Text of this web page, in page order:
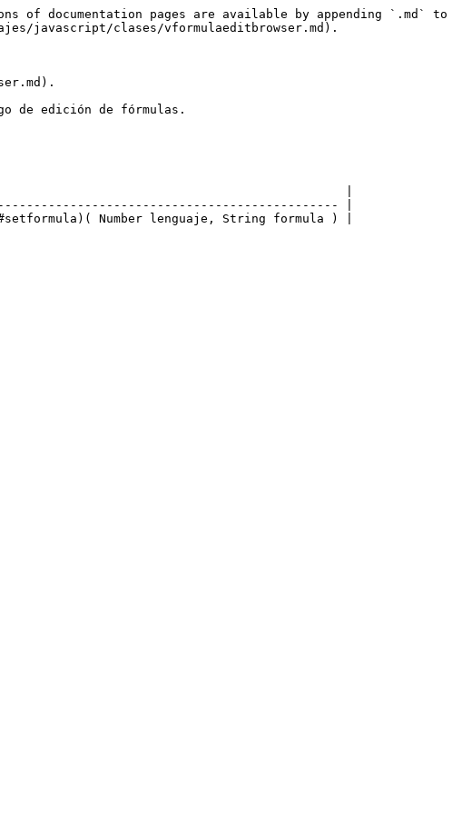
of documentation pages are available by appending `.md` to
javascript/clases/vformulaeditbrowser.md).
de edición de fórmulas.
|
|
Number lenguaje, String formula ) |